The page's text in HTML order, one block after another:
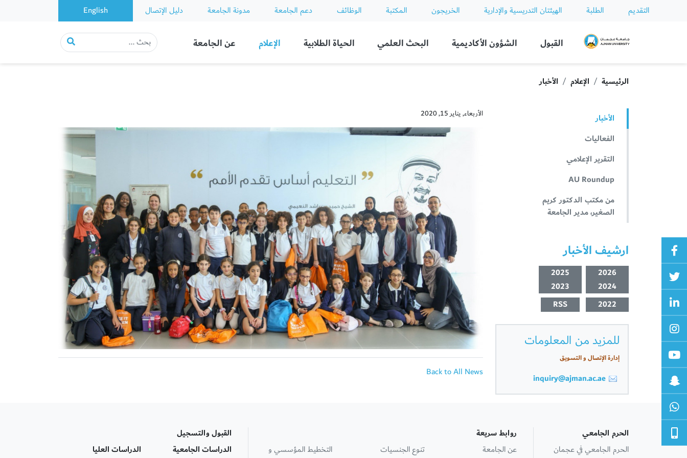
التقديم الطلبة الهيئتان التدريسية والإدارية الخريجون المكتبة الوظائف دعم الجامعة مدونة الجامعة دليل الإتصال English
Ajman University
القبول الشؤون الأكاديمية البحث العلمي الحياة الطلابية الإعلام عن الجامعة
الرئيسية الإعلام الأخبار
الأخبار
الفعاليات
التقرير الإعلامي
AU Roundup
من مكتب الدكتور كريم
الصغير، مدير الجامعة
ارشيف الأخبار
2026
2025
2024
2023
2022
RSS
للمزيد من المعلومات
إدارة الإتصال و التسويق
inquiry@ajman.ac.ae
الأربعاء, يناير 15, 2020
Back to All News
الحرم الجامعي
الحرم الجامعي في عجمان
روابط سريعة
عن الجامعة
تنوع الجنسيات
التخطيط المؤسسي و
القبول والتسجيل
الدراسات الجامعية
الدراسات العليا